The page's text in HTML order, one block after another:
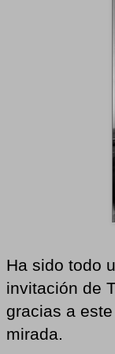
Ha sido todo
invitación de
gracias a
mirada.